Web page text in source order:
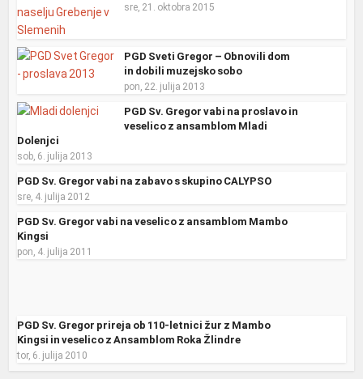
sre, 21. oktobra 2015
PGD Sveti Gregor – Obnovili dom
in dobili muzejsko sobo
pon, 22. julija 2013
PGD Sv. Gregor vabi na proslavo in
veselico z ansamblom Mladi
Dolenjci
sob, 6. julija 2013
PGD Sv. Gregor vabi na zabavo s skupino CALYPSO
sre, 4. julija 2012
PGD Sv. Gregor vabi na veselico z ansamblom Mambo
Kingsi
pon, 4. julija 2011
PGD Sv. Gregor prireja ob 110-letnici žur z Mambo
Kingsi in veselico z Ansamblom Roka Žlindre
tor, 6. julija 2010